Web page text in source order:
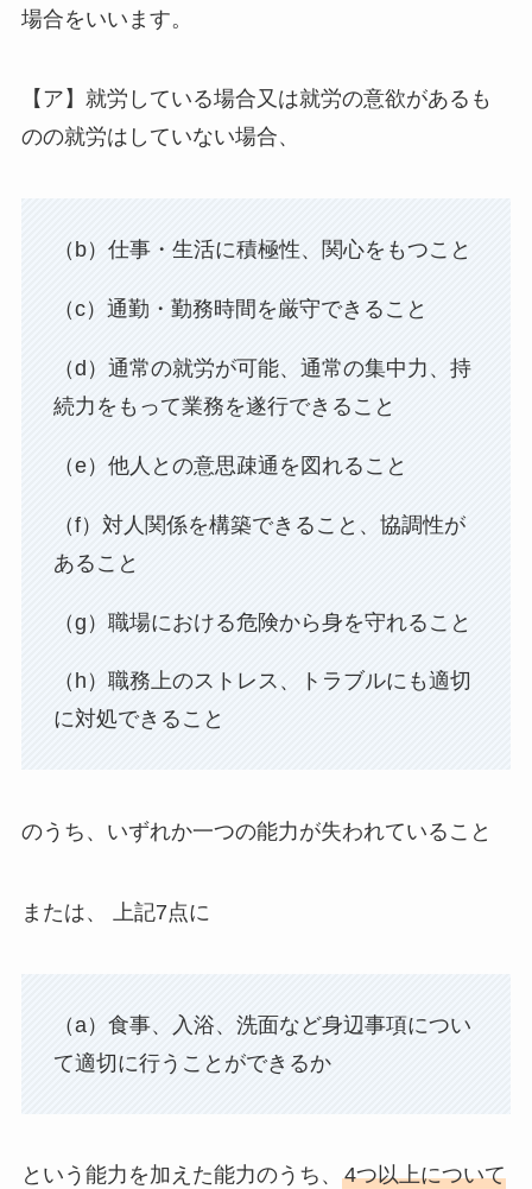
場合をいいます。
【ア】就労している場合又は就労の意欲があるも
のの就労はしていない場合、
（b）仕事・生活に積極性、関心をもつこと
（c）通勤・勤務時間を厳守できること
（d）通常の就労が可能、通常の集中力、持
続力をもって業務を遂行できること
（e）他人との意思疎通を図れること
（f）対人関係を構築できること、協調性が
あること
（g）職場における危険から身を守れること
（h）職務上のストレス、トラブルにも適切
に対処できること
のうち、いずれか一つの能力が失われていること
または、 上記7点に
（a）食事、入浴、洗面など身辺事項につい
て適切に行うことができるか
という能力を加えた能力のうち、 4つ以上について